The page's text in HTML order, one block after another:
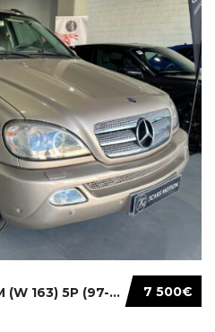
7 500€
MERCEDES BENZ CLASE M (W 163) 5P (97-05) 200...